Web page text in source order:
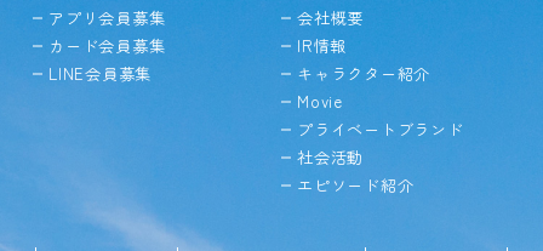
アプリ会員募集
カード会員募集
LINE会員募集
会社概要
IR情報
キャラクター紹介
Movie
プライベートブランド
社会活動
エピソード紹介